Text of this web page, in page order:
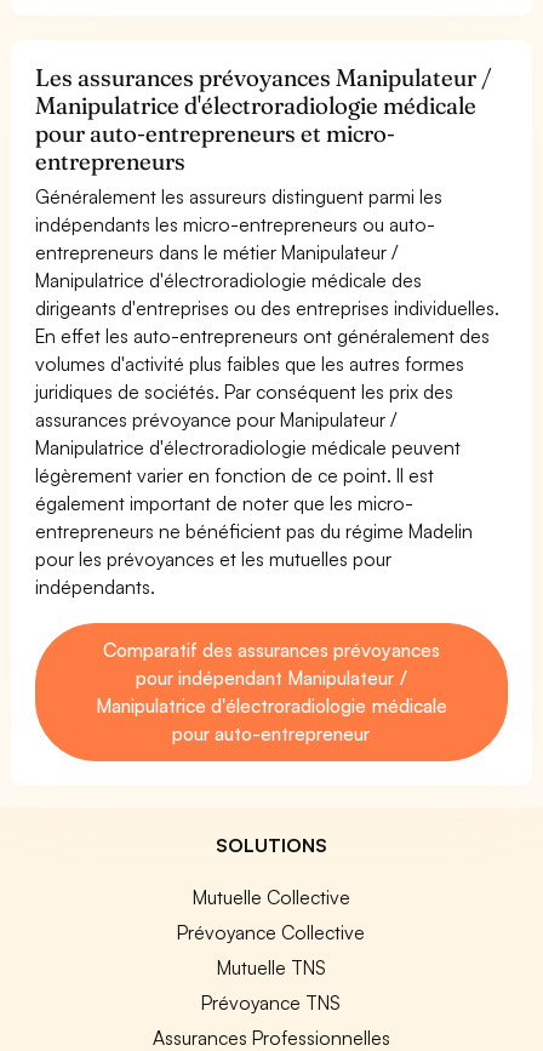
Les assurances prévoyances Manipulateur /
Manipulatrice d'électroradiologie médicale
pour auto-entrepreneurs et micro-
entrepreneurs
Généralement les assureurs distinguent parmi les
indépendants les micro-entrepreneurs ou auto-
entrepreneurs dans le métier Manipulateur /
Manipulatrice d'électroradiologie médicale des
dirigeants d'entreprises ou des entreprises individuelles.
En effet les auto-entrepreneurs ont généralement des
volumes d'activité plus faibles que les autres formes
juridiques de sociétés. Par conséquent les prix des
assurances prévoyance pour Manipulateur /
Manipulatrice d'électroradiologie médicale peuvent
légèrement varier en fonction de ce point. Il est
également important de noter que les micro-
entrepreneurs ne bénéficient pas du régime Madelin
pour les prévoyances et les mutuelles pour
indépendants.
Comparatif des assurances prévoyances
pour indépendant Manipulateur /
Manipulatrice d'électroradiologie médicale
pour auto-entrepreneur
SOLUTIONS
Mutuelle Collective
Prévoyance Collective
Mutuelle TNS
Prévoyance TNS
Assurances Professionnelles